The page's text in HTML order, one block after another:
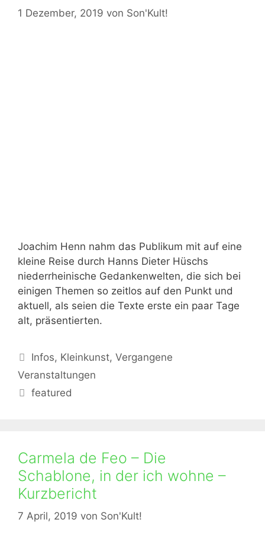
1 Dezember, 2019 von Son'Kult!
Joachim Henn nahm das Publikum mit auf eine
kleine Reise durch Hanns Dieter Hüschs
niederrheinische Gedankenwelten, die sich bei
einigen Themen so zeitlos auf den Punkt und
aktuell, als seien die Texte erste ein paar Tage
alt, präsentierten.
Kategorien
Infos, Kleinkunst,Vergangene
Veranstaltungen
Schlagwörter
featured
Carmela de Feo – Die
Schablone, in der ich wohne –
Kurzbericht
7 April, 2019 von Son'Kult!